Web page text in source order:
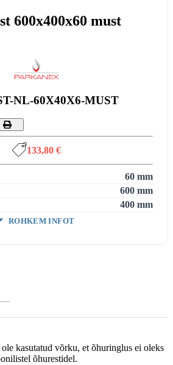
600x400x60 must
NL-60X40X6-MUST
133,80 €
60 mm
600 mm
400 mm
ROHKEM INFOT
kasutatud võrku, et õhuringlus ei oleks
õhurestidel.